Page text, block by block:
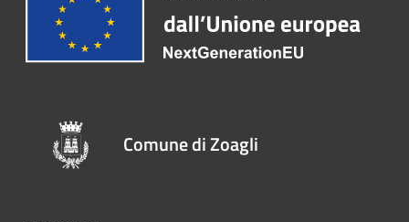
Comune di Zoagli